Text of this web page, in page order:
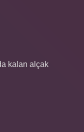
kalan alçak